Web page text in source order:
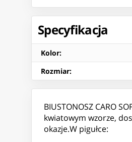
Specyfikacja
Kolor:
Rozmiar:
BIUSTONOSZ CARO
kwiatowym wzorze,
okazje.W pigułce: